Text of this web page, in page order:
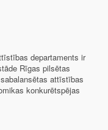
departaments ir
Rīgas pilsētas
attīstības
konkurētspējas